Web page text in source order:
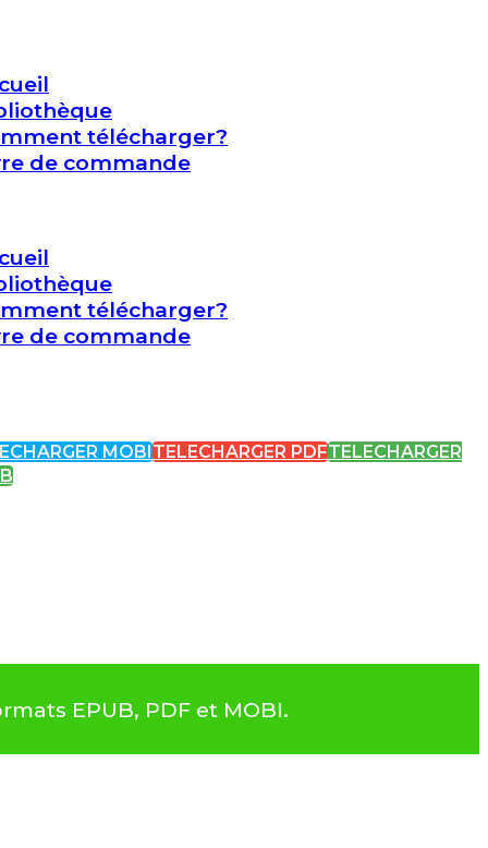
télécharger?
de commande
télécharger?
de commande
MOBITELECHARGER PDFTELECHARGER
EPUB, PDF et MOBI.